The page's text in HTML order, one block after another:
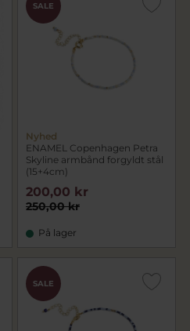
SALE
Nyhed
ENAMEL Copenhagen Petra
Skyline armbånd forgyldt stål
(15+4cm)
250,00 kr
200,00 kr
På lager
SALE